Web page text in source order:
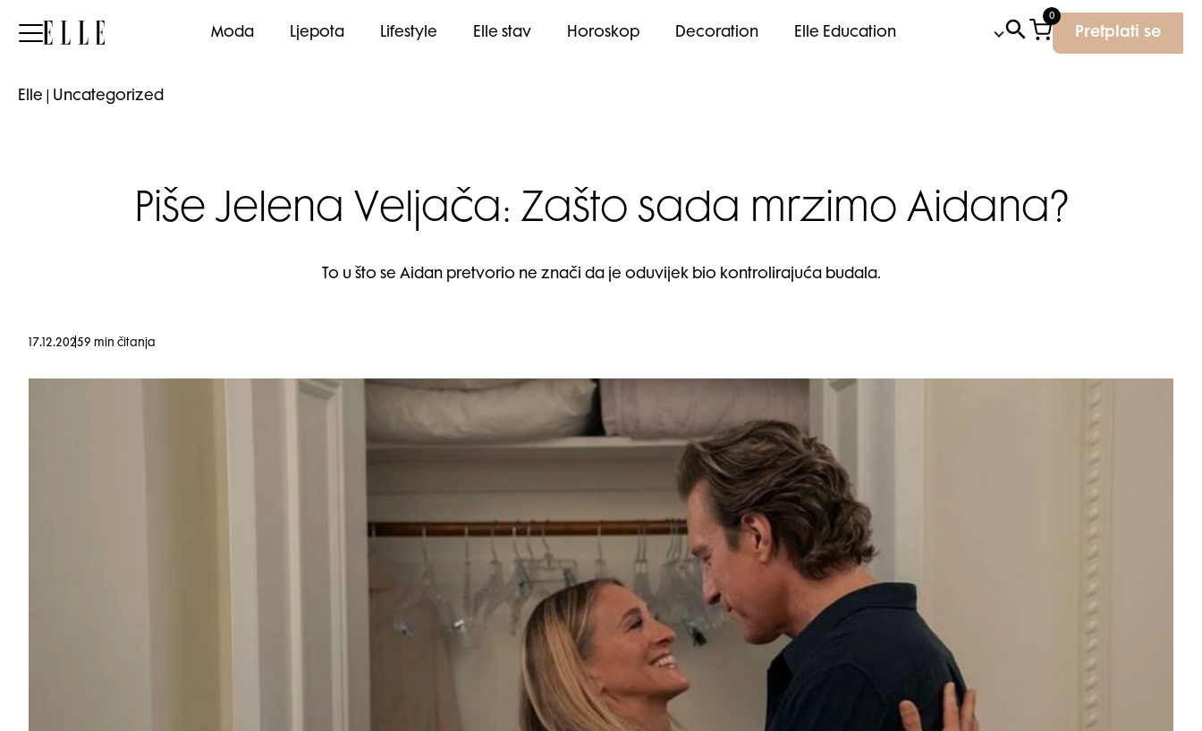
Elle Moda Ljepota Lifestyle Elle stav Horoskop Decoration Elle Education
0
Pretplati se
Elle Uncategorized
Piše Jelena Veljača: Zašto sada mrzimo Aidana?
To u što se Aidan pretvorio ne znači da je oduvijek bio kontrolirajuća budala.
17.12.20259 min čitanja